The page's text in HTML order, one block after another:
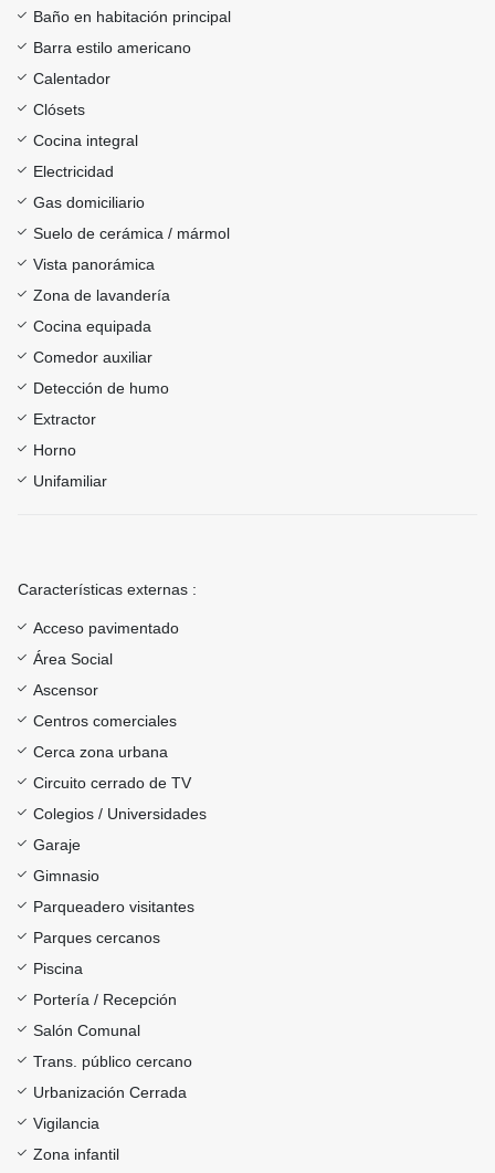
Baño en habitación principal
Barra estilo americano
Calentador
Clósets
Cocina integral
Electricidad
Gas domiciliario
Suelo de cerámica / mármol
Vista panorámica
Zona de lavandería
Cocina equipada
Comedor auxiliar
Detección de humo
Extractor
Horno
Unifamiliar
Características externas :
Acceso pavimentado
Área Social
Ascensor
Centros comerciales
Cerca zona urbana
Circuito cerrado de TV
Colegios / Universidades
Garaje
Gimnasio
Parqueadero visitantes
Parques cercanos
Piscina
Portería / Recepción
Salón Comunal
Trans. público cercano
Urbanización Cerrada
Vigilancia
Zona infantil